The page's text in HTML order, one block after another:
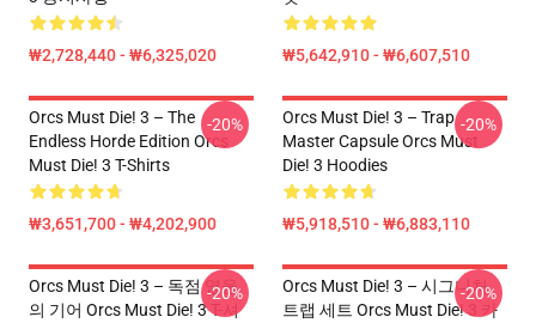
₩2,728,440 - ₩6,325,020 ₩5,642,910 - ₩6,607,510
Orcs Must Die! 3 – The
Endless Horde Edition Orcs
Must Die! 3 T-Shirts
₩3,651,700 - ₩4,202,900
-20%
Orcs Must Die! 3 – Trap
Master Capsule Orcs Must
Die! 3 Hoodies
₩5,918,510 - ₩6,883,110
-20%
Orcs Must Die! 3 – 독점 영웅
의 기어 Orcs Must Die! 3 T-셔
-20%
Orcs Must Die! 3 – 시그니처
트랩 세트 Orcs Must Die! 3 카
-20%